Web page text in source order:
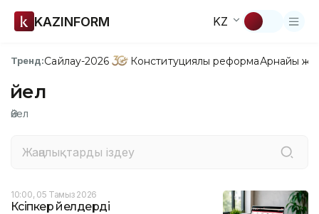
KAZINFORM KZ
Тренд:Сайлау-2026 Конституциялық реформаАрнайы
Әйел
Әйел
10:00, 05 Тамыз 2026
Кәсіпкер әйелдерді